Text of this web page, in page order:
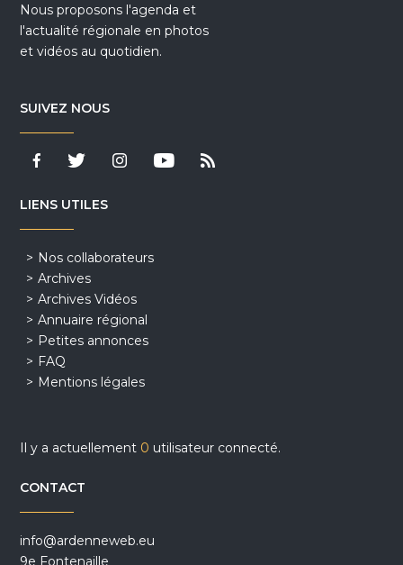
Nous proposons l'agenda et
l'actualité régionale en photos
et vidéos au quotidien.
SUIVEZ NOUS
LIENS UTILES
Nos collaborateurs
Archives
Archives Vidéos
Annuaire régional
Petites annonces
FAQ
Mentions légales
Il y a actuellement 0 utilisateur connecté.
CONTACT
info@ardenneweb.eu
9e Fontenaille